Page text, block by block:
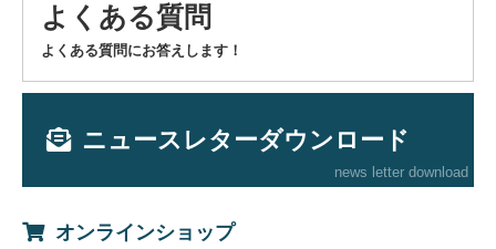
よくある質問
よくある質問にお答えします！
ニュースレターダウンロード
news letter download
オンラインショップ